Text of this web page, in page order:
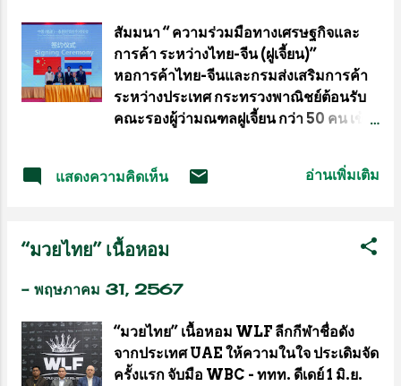
ล้นจอ The Fighfter Next
Generations ภายใต้การบริหารงาน
ของ"เสี่ยเอี๊ยง" ทวีสิน เหล่าสุวรรณวัฒน์ แห่ง
TL BOXING PROMOTION จัดชิง
แชมป์แบนตั้มเวท WBA ASIA
เจ้าของเข็มขัดชาวไทย ดัง ยุทธพงศ์ ทองดี
ป้องกันเข็มขัดกับผู้ท้าชิงชาวฝรั่งเศส จูเลีย
เพื่อแฟนกำปั้นนำนักชกทุกคู่ที่จะลงทำการ
ก่อนขึ้นชก 1 วัน โดยผลการตรวจร่างกาย
สัมมนา “ ความร่วมมือทางเศรษฐกิจและ
การค้า ระหว่างไทย-จีน (ฝูเจี้ยน)”
หอการค้าไทย-จีนและกรมส่งเสริมการค้า
ระหว่างประเทศ กระทรวงพาณิชย์ต้อนรับ
คณะรองผู้ว่ามณฑลฝูเจี้ยน กว่า 50 คน เข้า
และการค้าระหว่าง ไทยและจีน (มณฑลฝู
เจี้ยน) เมื่อวันที่ 30 พฤษภาคม 2567 นาย
อุตสาหกรรมอาหาร กว่า 50 คน เข้าร่วม
การค้า ระหว่างไทย-จีน (ฝูเจี้ยน)” ร่วมจัด
แห่งสาธารณรัฐประชาชนจีน ประจำ
มณฑลฝูเจี้ยน (CCPIT-Fujian) และ
หอการค้าไทย-จีน ภายใต้การสนับสนุนของ
แสดงความคิดเห็น อ่านเพิ่มเติม
“มวยไทย” เนื้อหอม
- พฤษภาคม 31, 2567
“มวยไทย” เนื้อหอม WLF ลีกกีฬาชื่อดัง
จากประเทศ UAE ให้ความในใจ ประเดิมจัด
ครั้งแรก จับมือ WBC - ททท. ดีเดย์ 1 มิ.ย.